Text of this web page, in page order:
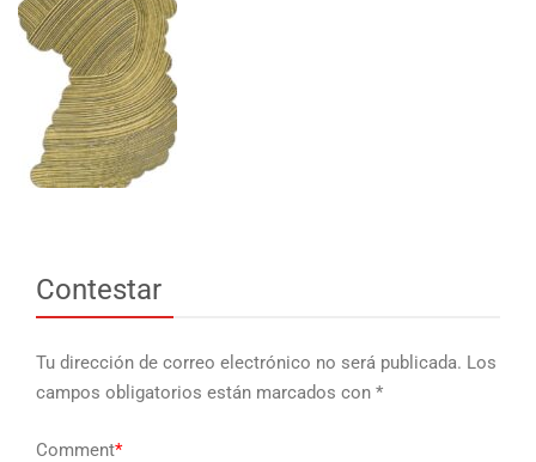
Contestar
Tu dirección de correo electrónico no será publicada. Los
campos obligatorios están marcados con *
Comment*